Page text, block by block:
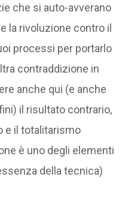
che si auto-avverano
la rivoluzione contro il
processi per portarlo
contraddizione in
anche qui (e anche
il risultato contrario,
e il totalitarismo
è uno degli elementi
della tecnica)